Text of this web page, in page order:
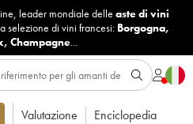
leader mondiale delle aste di vini
selezione di vini francesi: Borgogna,
, Champagne...
Valutazione Enciclopedia